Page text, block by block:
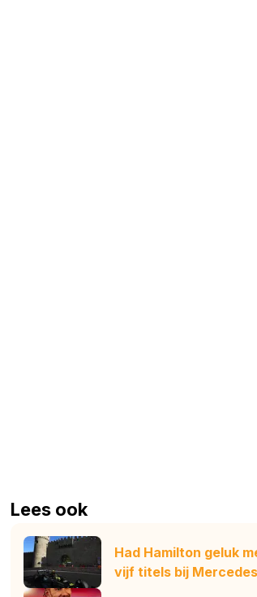
Lees ook
Had Hamilton geluk
vijf titels bij